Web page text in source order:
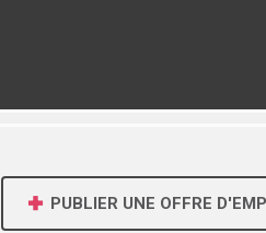
PUBLIER UNE OFFRE